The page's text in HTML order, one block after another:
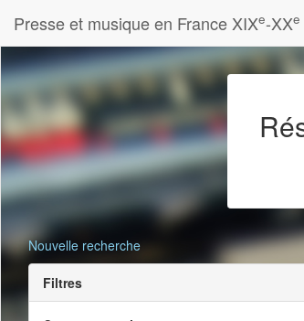
Presse et musique en France XIXe-XXe
Nouvelle recherche
Filtres